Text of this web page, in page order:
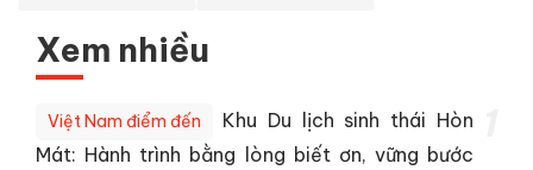
Xem nhiều
Việt Nam điểm đến
Khu Du lịch sinh thái Hòn
Mát: Hành trình bằng lòng biết ơn, vững bước